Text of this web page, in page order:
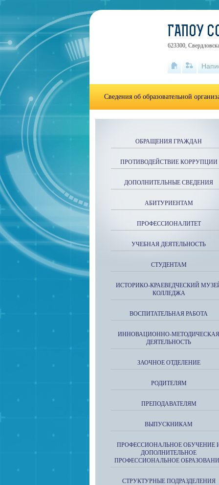
ОБРАЩЕНИЯ ГРАЖДАН
ПРОТИВОДЕЙСТВИЕ КОРРУПЦИИ
ДОПОЛНИТЕЛЬНЫЕ СВЕДЕНИЯ
АБИТУРИЕНТАМ
ПРОФЕССИОНАЛИТЕТ
УЧЕБНАЯ ДЕЯТЕЛЬНОСТЬ
СТУДЕНТАМ
ИСТОРИКО-КРАЕВЕДЧЕСКИЙ
КОЛЛЕДЖА
ВОСПИТАТЕЛЬНАЯ РАБОТА
ИННОВАЦИОННО-МЕТОДИЧЕСКАЯ
ДЕЯТЕЛЬНОСТЬ
ЗАОЧНОЕ ОТДЕЛЕНИЕ
РОДИТЕЛЯМ
ПРЕПОДАВАТЕЛЯМ
ВЫПУСКНИКАМ
ПРОФЕССИОНАЛЬНОЕ ОБУЧЕНИЕ
ДОПОЛНИТЕЛЬНОЕ
ПРОФЕССИОНАЛЬНОЕ
СТРУКТУРНЫЕ ПОДРАЗДЕЛЕНИЯ
ГАПОУ
623300,
Сведения об образовательной